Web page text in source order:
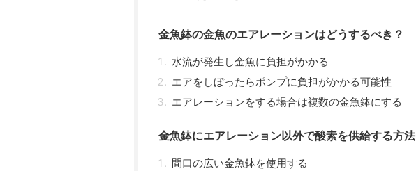
金魚鉢の金魚のエアレーションはどうするべき？
水流が発生し金魚に負担がかかる
エアをしぼったらポンプに負担がかかる可能性
エアレーションをする場合は複数の金魚鉢にする
金魚鉢にエアレーション以外で酸素を供給する方法
間口の広い金魚鉢を使用する